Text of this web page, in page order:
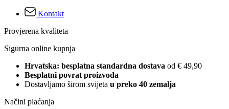
Kontakt
Provjerena kvaliteta
Sigurna online kupnja
Hrvatska: besplatna standardna dostava od € 49,90
Besplatni povrat proizvoda
Dostavljamo širom svijeta u preko 40 zemalja
Načini plaćanja